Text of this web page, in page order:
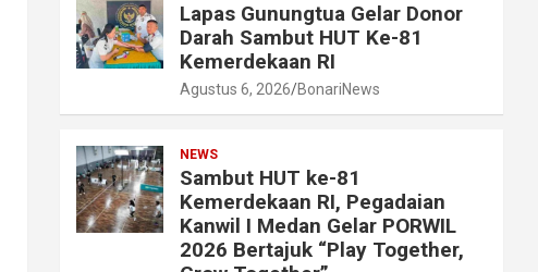
Lapas Gunungtua Gelar Donor
Darah Sambut HUT Ke-81
Kemerdekaan RI
Agustus 6, 2026 BonariNews
NEWS
Sambut HUT ke-81
Kemerdekaan RI, Pegadaian
Kanwil I Medan Gelar PORWIL
2026 Bertajuk “Play Together,